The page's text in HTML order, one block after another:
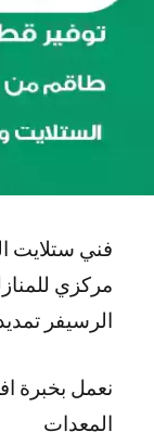
فني ستلايت
مركزي
الرسيفر
نعمل بخبرة
المعدات